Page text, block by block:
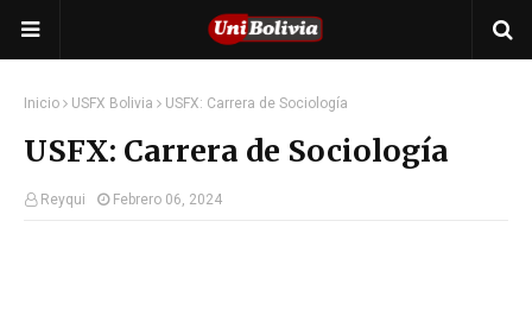
Inicio USFX Bolivia USFX: Carrera de Sociología
USFX: Carrera de Sociología
Reyqui Febrero 06, 2024